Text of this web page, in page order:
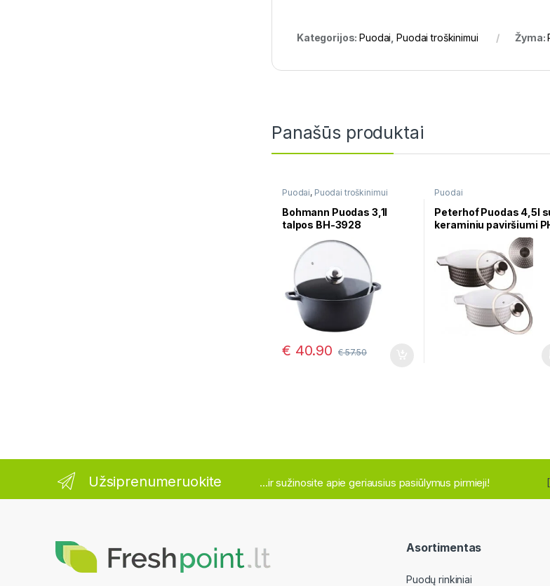
Kategorijos:Puodai ,Puodai troškinimui Žyma:
Panašūs produktai
Puodai, Puodai troškinimui
Bohmann Puodas 3,1l
talpos BH-3928
€ 40.90 €57.50
Puodai
Peterhof Puodas 4,5l
keraminiu paviršiumi
Užsiprenumeruokite ...ir sužinosite apie geriausius pasiūlymus pirmieji!
Asortimentas
Puodų rinkiniai